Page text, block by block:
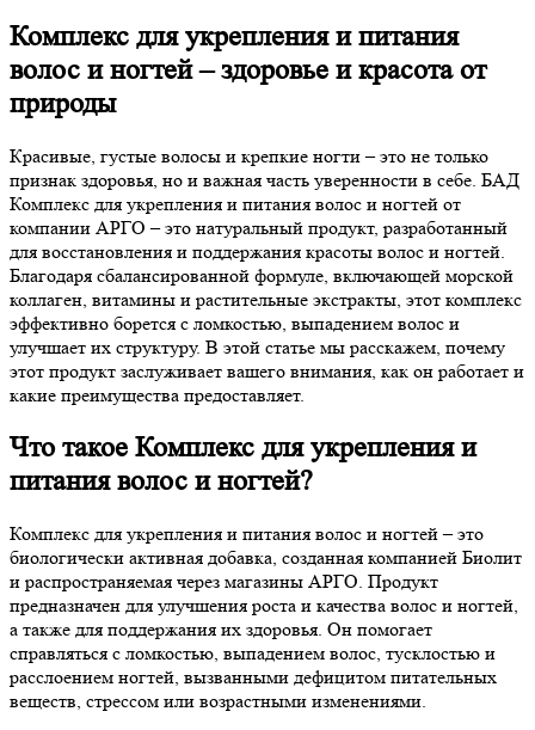
Комплекс для укрепления и питания
волос и ногтей – здоровье и красота от
природы
Красивые, густые волосы и крепкие ногти – это не только
признак здоровья, но и важная часть уверенности в себе. БАД
Комплекс для укрепления и питания волос и ногтей от
компании АРГО – это натуральный продукт, разработанный
для восстановления и поддержания красоты волос и ногтей.
Благодаря сбалансированной формуле, включающей морской
коллаген, витамины и растительные экстракты, этот комплекс
эффективно борется с ломкостью, выпадением волос и
улучшает их структуру. В этой статье мы расскажем, почему
этот продукт заслуживает вашего внимания, как он работает и
какие преимущества предоставляет.
Что такое Комплекс для укрепления и
питания волос и ногтей?
Комплекс для укрепления и питания волос и ногтей – это
биологически активная добавка, созданная компанией Биолит
и распространяемая через магазины АРГО. Продукт
предназначен для улучшения роста и качества волос и ногтей,
а также для поддержания их здоровья. Он помогает
справляться с ломкостью, выпадением волос, тусклостью и
расслоением ногтей, вызванными дефицитом питательных
веществ, стрессом или возрастными изменениями.